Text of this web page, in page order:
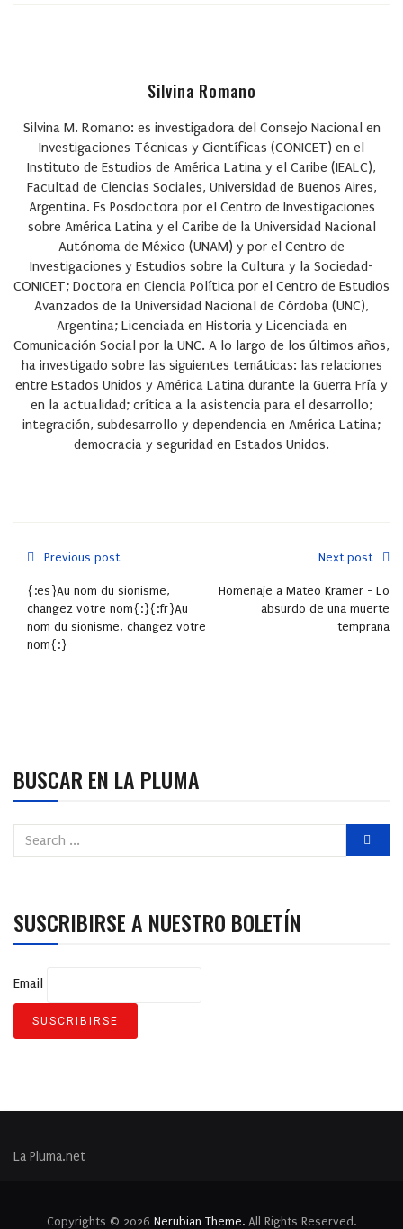
Silvina Romano
Silvina M. Romano: es investigadora del Consejo Nacional en
Investigaciones Técnicas y Científicas (CONICET) en el
Instituto de Estudios de América Latina y el Caribe (IEALC),
Facultad de Ciencias Sociales, Universidad de Buenos Aires,
Argentina. Es Posdoctora por el Centro de Investigaciones
sobre América Latina y el Caribe de la Universidad Nacional
Autónoma de México (UNAM) y por el Centro de
Investigaciones y Estudios sobre la Cultura y la Sociedad-
CONICET; Doctora en Ciencia Política por el Centro de Estudios
Avanzados de la Universidad Nacional de Córdoba (UNC),
Argentina; Licenciada en Historia y Licenciada en
Comunicación Social por la UNC. A lo largo de los últimos años,
ha investigado sobre las siguientes temáticas: las relaciones
entre Estados Unidos y América Latina durante la Guerra Fría y
en la actualidad; crítica a la asistencia para el desarrollo;
integración, subdesarrollo y dependencia en América Latina;
democracia y seguridad en Estados Unidos.
Previous post
{:es}Au nom du sionisme,
changez votre nom{:}{:fr}Au
nom du sionisme, changez votre
nom{:}
Next post
Homenaje a Mateo Kramer - Lo
absurdo de una muerte
temprana
BUSCAR EN LA PLUMA
SUSCRIBIRSE A NUESTRO BOLETÍN
Email
La Pluma.net
Copyrights © 2026 Nerubian Theme. All Rights Reserved.